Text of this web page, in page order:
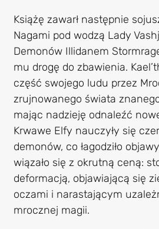
Książę zawarł następnie
Nagami pod wodzą Lady
Demonów Illidanem
mu drogę do zbawienia.
część swojego ludu przez
zrujnowanego świata
mając nadzieję odnaleźć
Krwawe Elfy nauczyły się
demonów, co łagodziło
wiązało się z okrutną ceną:
deformacją, objawiającą się
oczami i narastającym
mrocznej magii.